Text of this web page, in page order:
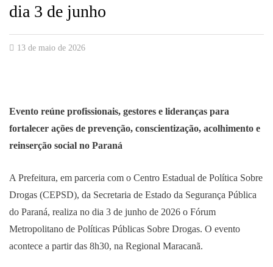
dia 3 de junho
13 de maio de 2026
Evento reúne profissionais, gestores e lideranças para
fortalecer ações de prevenção, conscientização, acolhimento e
reinserção social no Paraná
A Prefeitura, em parceria com o Centro Estadual de Política Sobre
Drogas (CEPSD), da Secretaria de Estado da Segurança Pública
do Paraná, realiza no dia 3 de junho de 2026 o Fórum
Metropolitano de Políticas Públicas Sobre Drogas. O evento
acontece a partir das 8h30, na Regional Maracanã.